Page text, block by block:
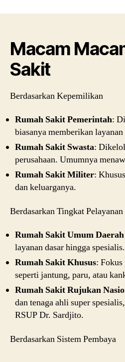
Macam
Sakit
Berdasarkan Kepemilikan
Rumah Sakit Pemerintah:
biasanya memberikan
Rumah Sakit Swasta:
perusahaan. Umumnya
Rumah Sakit Militer:
dan keluarganya.
Berdasarkan Tingkat Pelayanan
Rumah Sakit Umum
layanan dasar hingga spesialis.
Rumah Sakit Khusus: Fokus
seperti jantung, paru, atau
Rumah Sakit Rujukan
dan tenaga ahli super
RSUP Dr. Sardjito.
Berdasarkan Sistem Pembaya